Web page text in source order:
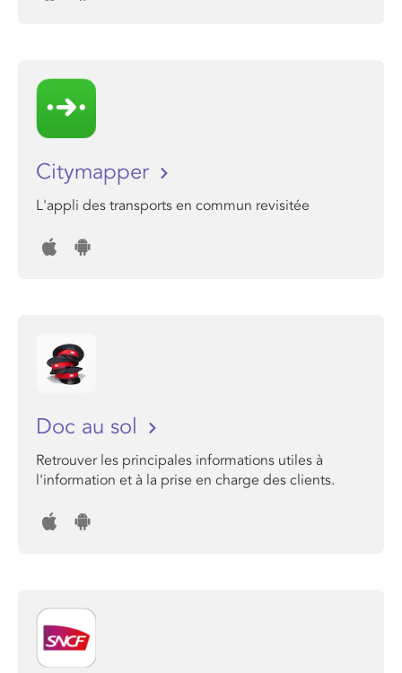
Citymapper
L'appli des transports en commun revisitée
Doc au sol
Retrouver les principales informations utiles à
l'information et à la prise en charge des clients.